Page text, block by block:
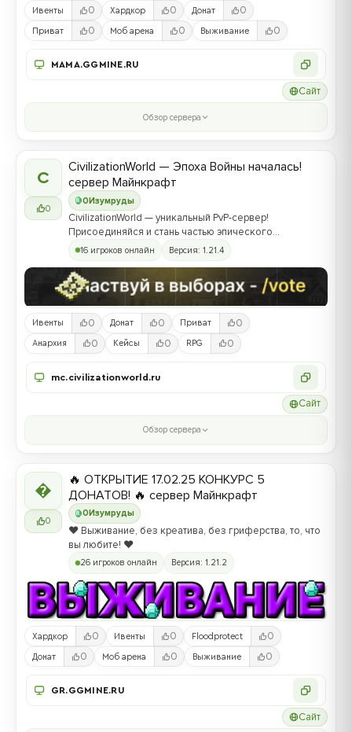
Ивенты 0 Хардкор 0 Донат 0
Приват 0 Моб арена 0 Выживание 0
MAMA.GGMINE.RU
Сайт
Обзор сервера
C
0
0Изумруды
CivilizationWorld — Эпоха Войны началась!
сервер Майнкрафт
CivilizationWorld — уникальный PvP-сервер!
Присоединяйся и стань частью эпического
противостояния между Альвами и Йотунами!
16 игроков онлайн Версия: 1.21.4
Ивенты 0 Донат 0 Приват 0
Анархия 0 Кейсы 0 RPG 0
mc.civilizationworld.ru
Сайт
Обзор сервера

0
0 Изумруды
🔥 ОТКРЫТИЕ 17.02.25 КОНКУРС 5
ДОНАТОВ! 🔥 сервер Майнкрафт
❤️ Выживание, без креатива, без гриферства, то, что
вы любите! ❤️
26 игроков онлайн Версия: 1.21.2
Хардкор 0 Ивенты 0 Floodprotect 0
Донат 0 Моб арена 0 Выживание 0
GR.GGMINE.RU
Сайт